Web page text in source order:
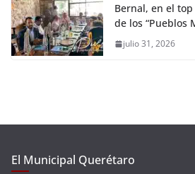
Bernal, en el
de los “Pueblos
julio 31, 2026
El Municipal Querétaro